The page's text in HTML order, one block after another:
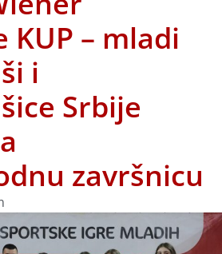
KUP – mladi
i
Srbije
završnicu